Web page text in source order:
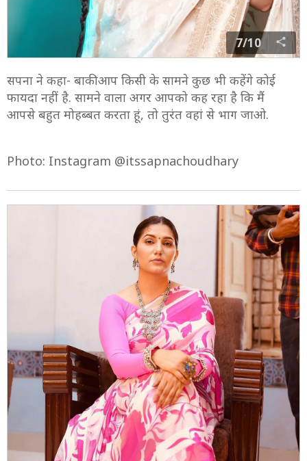
7/10
सपना ने कहा- बाकी आप किसी के सामने कुछ भी कहेंगे कोई
फायदा नहीं है. सामने वाला अगर आपको कह रहा है कि मैं
आपसे बहुत मोहब्बत करता हूं, तो तुरंत वहां से भाग जाओ.
Photo: Instagram @itssapnachoudhary